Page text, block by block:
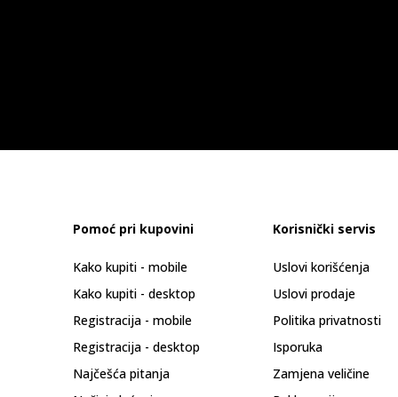
Pomoć pri kupovini
Kako kupiti - mobile
Kako kupiti - desktop
Registracija - mobile
Registracija - desktop
Najčešća pitanja
Korisnički servis
Uslovi korišćenja
Uslovi prodaje
Politika privatnosti
Isporuka
Zamjena veličine